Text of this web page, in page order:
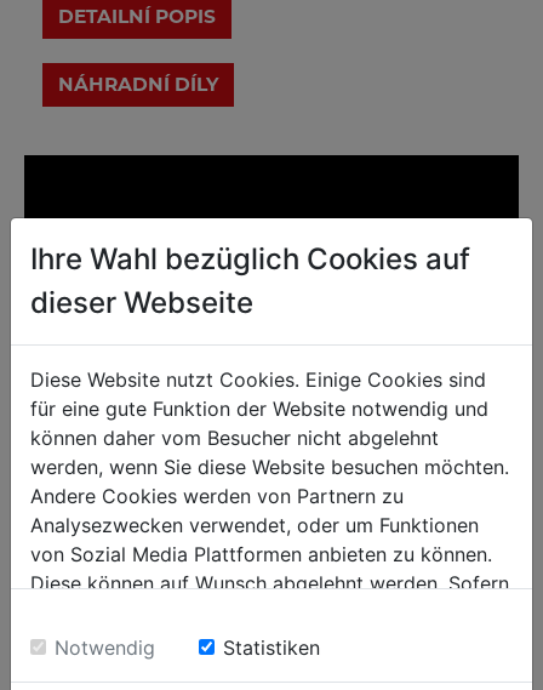
DETAILNÍ POPIS
Technické parametry
Obecné rozměry
Ihre Wahl bezüglich Cookies auf
dieser Webseite
Diese Website nutzt Cookies. Einige Cookies sind
für eine gute Funktion der Website notwendig und
können daher vom Besucher nicht abgelehnt
werden, wenn Sie diese Website besuchen möchten.
Andere Cookies werden von Partnern zu
Analysezwecken verwendet, oder um Funktionen
von Sozial Media Plattformen anbieten zu können.
Diese können auf Wunsch abgelehnt werden. Sofern
Einwilligung zu unseren Cookies.
Notwendig Statistiken